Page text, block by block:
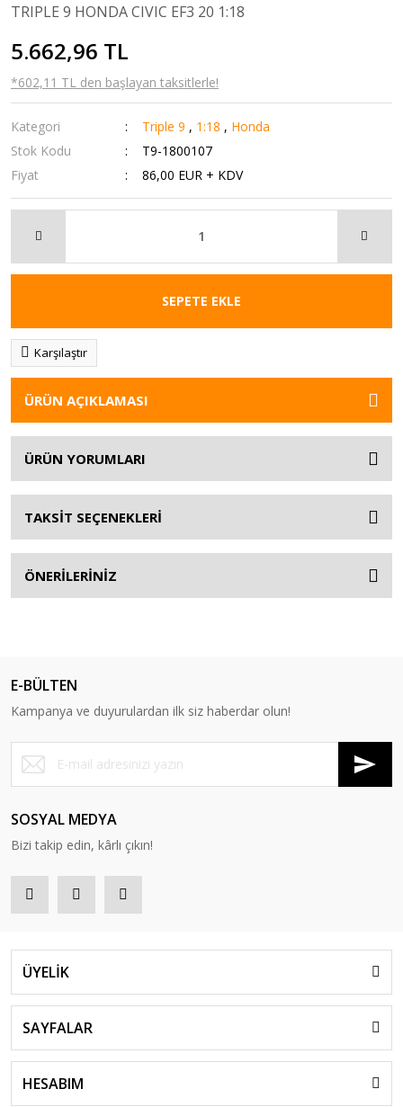
TRIPLE 9 HONDA CIVIC EF3 20 1:18
5.662,96 TL
*602,11 TL den başlayan taksitlerle!
Kategori Triple 9 , 1:18 , Honda
Stok Kodu
T9-1800107
Fiyat
86,00 EUR + KDV
SEPETE EKLE
Karşılaştır
ÜRÜN AÇIKLAMASI
ÜRÜN YORUMLARI
TAKSİT SEÇENEKLERİ
ÖNERİLERİNİZ
E-BÜLTEN
Kampanya ve duyurulardan ilk siz haberdar olun!
SOSYAL MEDYA
Bizi takip edin, kârlı çıkın!
ÜYELİK
SAYFALAR
HESABIM